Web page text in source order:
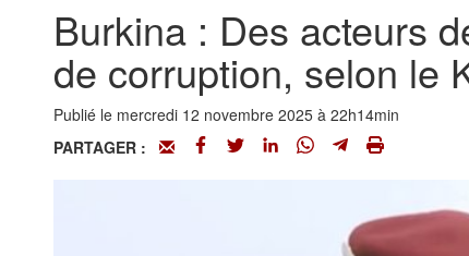
Burkina : Des acteurs
de corruption, selon le
Publié le mercredi 12 novembre 2025 à 22h14min
PARTAGER :